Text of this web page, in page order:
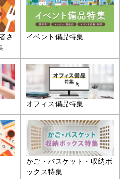
さ
イベント備品特集
オフィス備品特集
かご・バスケット・収納ボ
ックス特集